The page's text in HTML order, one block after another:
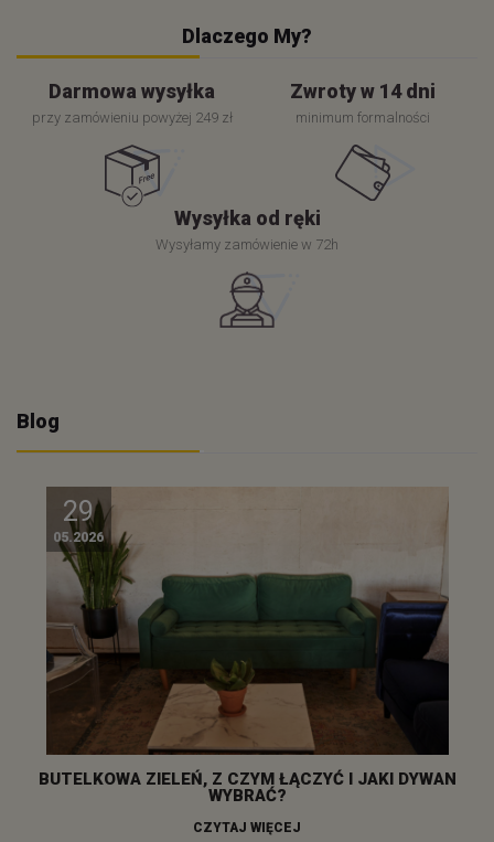
Dlaczego My?
Darmowa wysyłka
przy zamówieniu powyżej 249 zł
Zwroty w 14 dni
minimum formalności
Wysyłka od ręki
Wysyłamy zamówienie w 72h
Blog
29
05.2026
BUTELKOWA ZIELEŃ, Z CZYM ŁĄCZYĆ I JAKI DYWAN
WYBRAĆ?
CZYTAJ WIĘCEJ